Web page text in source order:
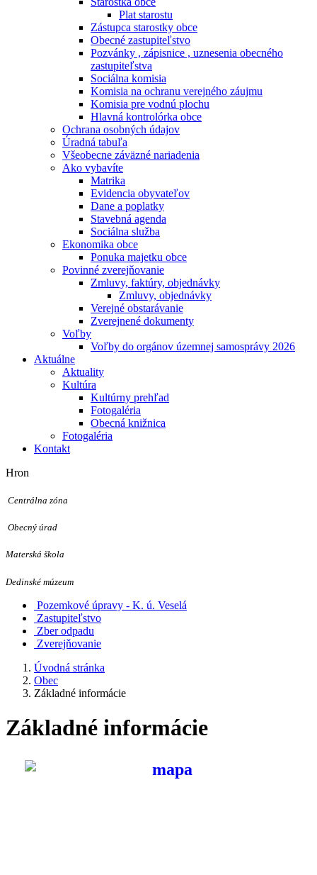
Plat starostu
Zástupca starostky obce
Obecné zastupiteľstvo
Pozvánky , zápisnice , uznesenia obecného
zastupiteľstva
Sociálna komisia
Komisia na ochranu verejného záujmu
Komisia pre vodnú plochu
Hlavná kontrolórka obce
Ochrana osobných údajov
Úradná tabuľa
Všeobecne záväzné nariadenia
Ako vybavíte
Matrika
Evidencia obyvateľov
Dane a poplatky
Stavebná agenda
Sociálna služba
Ekonomika obce
Ponuka majetku obce
Povinné zverejňovanie
Zmluvy, faktúry, objednávky
Zmluvy, objednávky
Verejné obstarávanie
Zverejnené dokumenty
Voľby
Voľby do orgánov územnej samosprávy 2026
Aktuálne
Aktuality
Kultúra
Kultúrny prehľad
Fotogaléria
Obecná knižnica
Fotogaléria
Kontakt
Hron
Centrálna zóna
Obecný úrad
Materská škola
Dedinské múzeum
Pozemkové úpravy - K. ú. Veselá
Zastupiteľstvo
Zber odpadu
Zverejňovanie
Úvodná stránka
Obec
Základné informácie
Základné informácie